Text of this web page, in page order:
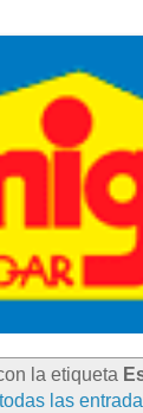
la etiqueta
las